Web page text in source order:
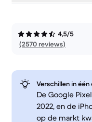
4,5/5
(2570 reviews)
Verschillen in
De Google
2022, en de
op de markt